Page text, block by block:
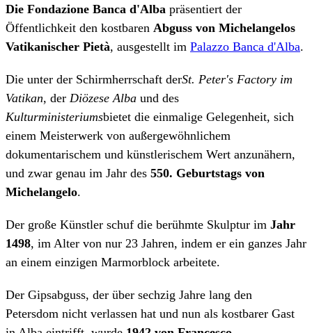
Die Fondazione Banca d'Alba präsentiert der
Öffentlichkeit den kostbaren Abguss von Michelangelos
Vatikanischer Pietà, ausgestellt im Palazzo Banca d'Alba.
Die unter der Schirmherrschaft derSt. Peter's Factory im
Vatikan, der Diözese Alba und des
Kulturministeriumsbietet die einmalige Gelegenheit, sich
einem Meisterwerk von außergewöhnlichem
dokumentarischem und künstlerischem Wert anzunähern,
und zwar genau im Jahr des 550. Geburtstags von
Michelangelo.
Der große Künstler schuf die berühmte Skulptur im Jahr
1498, im Alter von nur 23 Jahren, indem er ein ganzes Jahr
an einem einzigen Marmorblock arbeitete.
Der Gipsabguss, der über sechzig Jahre lang den
Petersdom nicht verlassen hat und nun als kostbarer Gast